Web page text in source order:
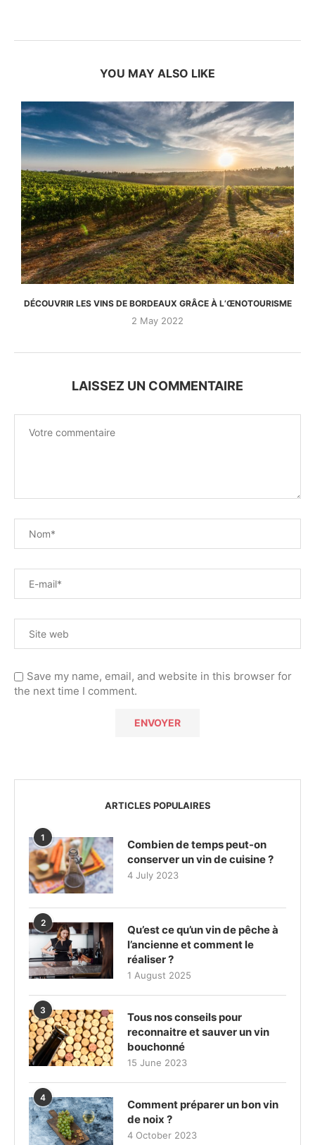
YOU MAY ALSO LIKE
DÉCOUVRIR LES VINS DE BORDEAUX GRÂCE À L’ŒNOTOURISME
2 May 2022
LAISSEZ UN COMMENTAIRE
Save my name, email, and website in this browser for
the next time I comment.
ARTICLES POPULAIRES
1
Combien de temps peut-on
conserver un vin de cuisine ?
4 July 2023
2
Qu’est ce qu’un vin de pêche à
l’ancienne et comment le
réaliser ?
1 August 2025
3
Tous nos conseils pour
reconnaitre et sauver un vin
bouchonné
15 June 2023
4
Comment préparer un bon vin
de noix ?
4 October 2023